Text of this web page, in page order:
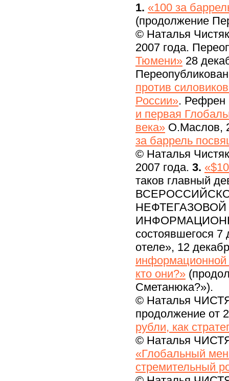
1. «100 за
(продолжение
© Наталья
2007 года.
Тюмени» 28
против
России».
и первая
века» О.Маслов,
за баррель
© Наталья
2007 года. 3.
таков главный
состоявшегося
отеле», 12
информационной
кто они?»
Сметанюка?»).
© Наталья
продолжение от
рубли, как
© Наталья
«Глобальный
стремительный